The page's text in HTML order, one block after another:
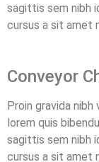
sagittis sem nibh
cursus a sit amet
Conveyor
Proin gravida
lorem quis
sagittis sem nibh
cursus a sit amet